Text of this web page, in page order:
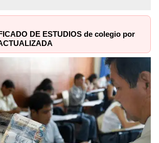
DE ESTUDIOS de colegio por